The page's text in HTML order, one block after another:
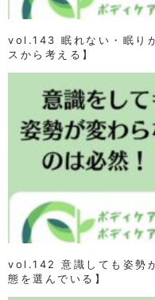
vol.143 眠れない・眠り
スから考える】
vol.142 意識しても姿勢
態を選んでいる】